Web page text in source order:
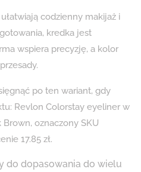
codzienny makijaż i
kredka jest
wspiera precyzję, a kolor
po ten wariant, gdy
Revlon Colorstay eyeliner w
oznaczony SKU
17.85 zł.
do dopasowania do wielu